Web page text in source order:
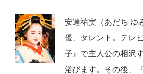
安達祐実（あだち ゆ
優、タレント。テレ
子』で主人公の相沢
浴びます。その後、